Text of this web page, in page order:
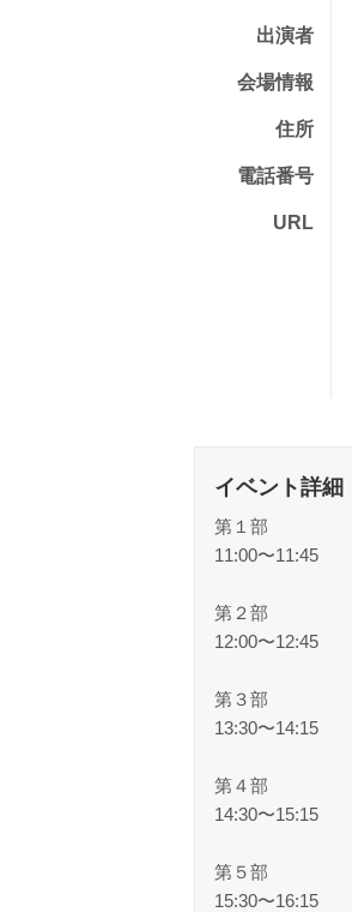
出演者
会場情報
住所
電話番号
URL
イベント詳細
第１部
11:00〜11:45
第２部
12:00〜12:45
第３部
13:30〜14:15
第４部
14:30〜15:15
第５部
15:30〜16:15